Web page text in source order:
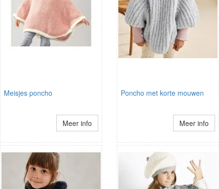
Meisjes poncho
Meer info
Poncho met korte mouwen
Meer info